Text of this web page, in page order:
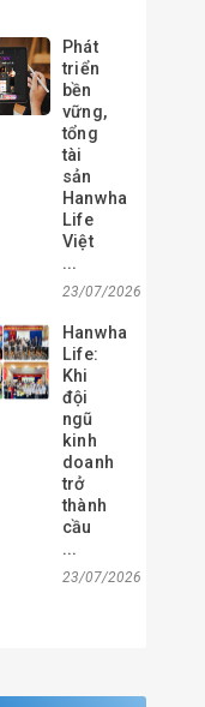
Phát
triển
bền
vững,
tổng
tài
sản
Hanwha
Life
Việt
...
23/07/2026
Hanwha
Life:
Khi
đội
ngũ
kinh
doanh
trở
thành
cầu
...
23/07/2026